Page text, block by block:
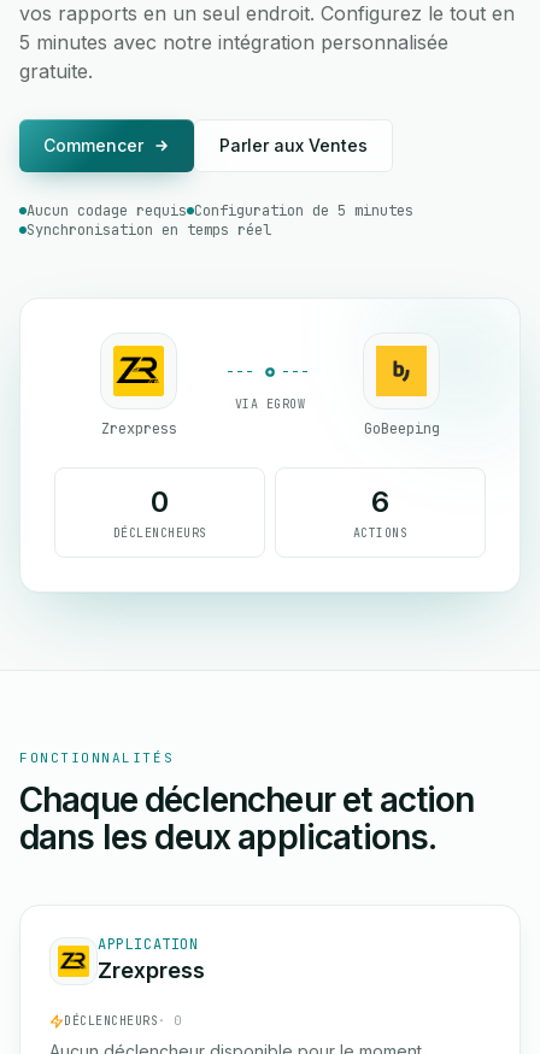
vos rapports en un seul endroit. Configurez le tout en
5 minutes avec notre intégration personnalisée
gratuite.
Commencer Parler aux Ventes
Aucun codage requis Configuration de 5 minutes
Synchronisation en temps réel
Zrexpress
VIA EGROW
GoBeeping
0
DÉCLENCHEURS
6
ACTIONS
FONCTIONNALITÉS
Chaque déclencheur et action
dans les deux applications.
APPLICATION
Zrexpress
DÉCLENCHEURS · 0